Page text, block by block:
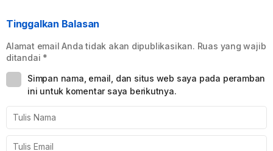
Tinggalkan Balasan
Alamat email Anda tidak akan dipublikasikan. Ruas yang wajib
ditandai *
Simpan nama, email, dan situs web saya pada peramban
ini untuk komentar saya berikutnya.